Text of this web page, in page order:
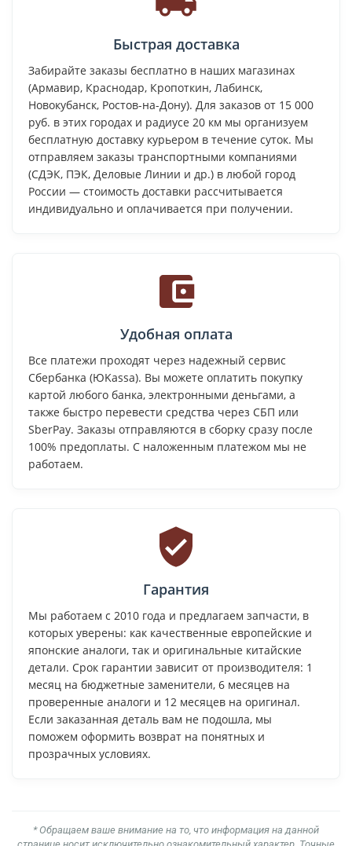
Быстрая доставка
Забирайте заказы бесплатно в наших магазинах
(Армавир, Краснодар, Кропоткин, Лабинск,
Новокубанск, Ростов-на-Дону). Для заказов от 15 000
руб. в этих городах и радиусе 20 км мы организуем
бесплатную доставку курьером в течение суток. Мы
отправляем заказы транспортными компаниями
(СДЭК, ПЭК, Деловые Линии и др.) в любой город
России — стоимость доставки рассчитывается
индивидуально и оплачивается при получении.
Удобная оплата
Все платежи проходят через надежный сервис
Сбербанка (ЮKassa). Вы можете оплатить покупку
картой любого банка, электронными деньгами, а
также быстро перевести средства через СБП или
SberPay. Заказы отправляются в сборку сразу после
100% предоплаты. С наложенным платежом мы не
работаем.
Гарантия
Мы работаем с 2010 года и предлагаем запчасти, в
которых уверены: как качественные европейские и
японские аналоги, так и оригинальные китайские
детали. Срок гарантии зависит от производителя: 1
месяц на бюджетные заменители, 6 месяцев на
проверенные аналоги и 12 месяцев на оригинал.
Если заказанная деталь вам не подошла, мы
поможем оформить возврат на понятных и
прозрачных условиях.
* Обращаем ваше внимание на то, что информация на данной